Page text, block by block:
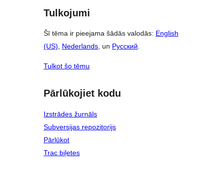
Tulkojumi
Šī tēma ir pieejama šādās valodās: English
(US), Nederlands, un Русский.
Tulkot šo tēmu
Pārlūkojiet kodu
Izstrādes žurnāls
Subversijas repozitorijs
Pārlūkot
Trac biļetes